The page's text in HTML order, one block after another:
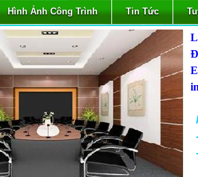
Hình Ảnh Công Trình Tin Tức